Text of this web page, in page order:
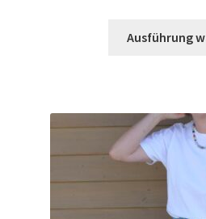
Ausführung